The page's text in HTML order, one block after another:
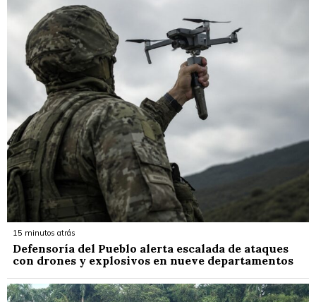
15 minutos atrás
Defensoría del Pueblo alerta escalada de ataques
con drones y explosivos en nueve departamentos